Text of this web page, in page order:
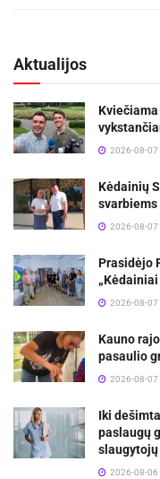
Aktualijos
2026-08-07
Kėdainių
2026-08-07
Prasidėjo
2026-08-07
Kauno
pasaulio
2026-08-07
Iki
paslaugų
slaugytojų
2026-08-06